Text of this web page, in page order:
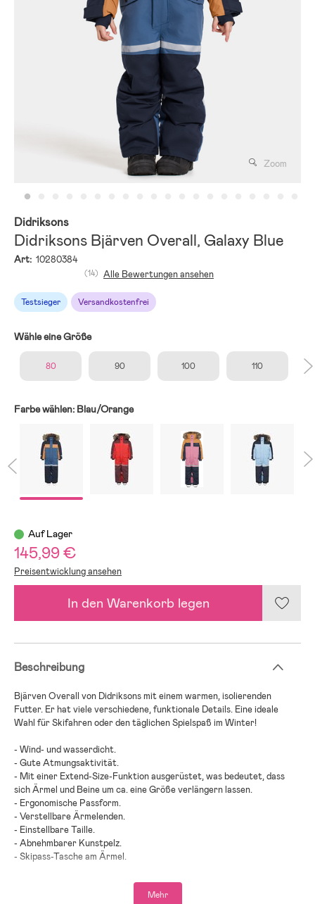
Zoom
Didriksons
Didriksons Bjärven Overall, Galaxy Blue
Art: 10280384
Testsieger Versandkostenfrei
(14) Alle Bewertungen ansehen
Wähle eine Größe
80 90 100 110
Farbe wählen: Blau/Orange
Auf Lager
145,99 €
Preisentwicklung ansehen
In den Warenkorb legen
Beschreibung
Bjärven Overall von Didriksons mit einem warmen, isolierenden
Futter. Er hat viele verschiedene, funktionale Details. Eine ideale
Wahl für Skifahren oder den täglichen Spielspaß im Winter!
- Wind- und wasserdicht.
- Gute Atmungsaktivität.
- Mit einer Extend-Size-Funktion ausgerüstet, was bedeutet, dass
sich Ärmel und Beine um ca. eine Größe verlängern lassen.
- Ergonomische Passform.
- Verstellbare Ärmelenden.
- Einstellbare Taille.
- Abnehmbarer Kunstpelz.
- Skipass-Tasche am Ärmel.
- Anpassbare Hosenträger im Inneren für einen besseren Sitz.
- Große, anpassbare Beinfreiheit.Mehr